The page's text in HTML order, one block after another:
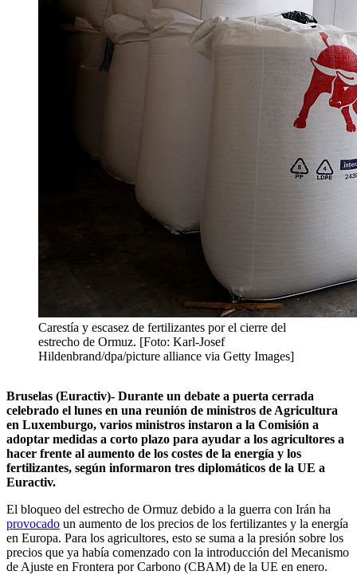
Carestía y escasez de fertilizantes por el cierre del
estrecho de Ormuz. [Foto: Karl-Josef
Hildenbrand/dpa/picture alliance via Getty Images]
Bruselas (Euractiv)- Durante un debate a puerta cerrada
celebrado el lunes en una reunión de ministros de Agricultura
en Luxemburgo, varios ministros instaron a la Comisión a
adoptar medidas a corto plazo para ayudar a los agricultores a
hacer frente al aumento de los costes de la energía y los
fertilizantes, según informaron tres diplomáticos de la UE a
Euractiv.
El bloqueo del estrecho de Ormuz debido a la guerra con Irán ha
provocado un aumento de los precios de los fertilizantes y la energía
en Europa. Para los agricultores, esto se suma a la presión sobre los
precios que ya había comenzado con la introducción del Mecanismo
de Ajuste en Frontera por Carbono (CBAM) de la UE en enero.